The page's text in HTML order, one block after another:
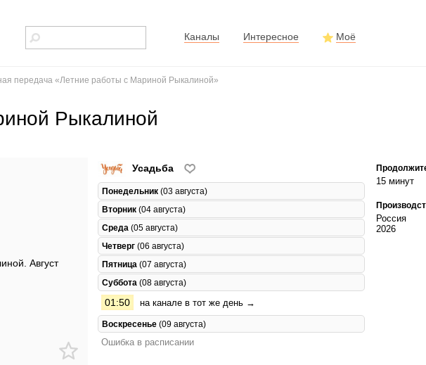
Каналы Интересное Моё
передача «Летние работы с Мариной Рыкалиной»
Рыкалиной
Усадьба
Понедельник (03 августа)
Вторник (04 августа)
Среда (05 августа)
Четверг (06 августа)
Пятница (07 августа)
Суббота (08 августа)
01:50 на канале в тот же день →
Воскресенье (09 августа)
Ошибка в расписании
15 минут
Россия
2026